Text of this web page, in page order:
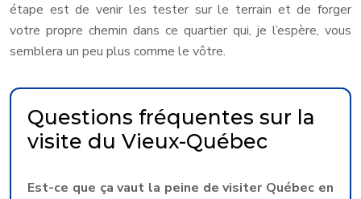
étape est de venir les tester sur le terrain et de forger
votre propre chemin dans ce quartier qui, je l’espère, vous
semblera un peu plus comme le vôtre.
Questions fréquentes sur la
visite du Vieux-Québec
Est-ce que ça vaut la peine de visiter Québec en